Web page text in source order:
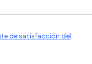
de satisfacción del